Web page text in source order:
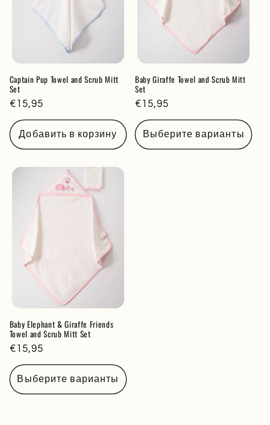
Captain Pup Towel and Scrub Mitt
Set
Обычная
цена
€15,95
Добавить в корзину
Baby Giraffe Towel and Scrub Mitt
Set
Обычная
цена
€15,95
Выберите варианты
Baby Elephant & Giraffe Friends
Towel and Scrub Mitt Set
Обычная
цена
€15,95
Выберите варианты